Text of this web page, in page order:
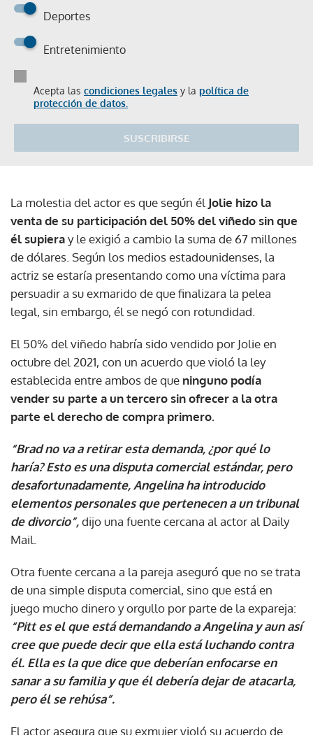
Deportes
Entretenimiento
Acepta las condiciones legales y la política de
protección de datos.
SUSCRIBIRSE
La molestia del actor es que según él Jolie hizo la
venta de su participación del 50% del viñedo sin que
él supieray le exigió a cambio la suma de 67 millones
de dólares. Según los medios estadounidenses, la
actriz se estaría presentando como una víctima para
persuadir a su exmarido de que finalizara la pelea
legal, sin embargo, él se negó con rotundidad.
El 50% del viñedo habría sido vendido por Jolie en
octubre del 2021, con un acuerdo que violó la ley
establecida entre ambos de que ninguno podía
vender su parte a un tercero sin ofrecer a la otra
parte el derecho de compra primero.
“Brad no va a retirar esta demanda, ¿por qué lo
haría? Esto es una disputa comercial estándar, pero
desafortunadamente, Angelina ha introducido
elementos personales que pertenecen a un tribunal
de divorcio”,dijo una fuente cercana al actor al Daily
Mail.
Otra fuente cercana a la pareja aseguró que no se trata
de una simple disputa comercial, sino que está en
juego mucho dinero y orgullo por parte de la expareja:
“Pitt es el que está demandando a Angelina y aun así
cree que puede decir que ella está luchando contra
él. Ella es la que dice que deberían enfocarse en
sanar a su familia y que él debería dejar de atacarla,
pero él se rehúsa”.
El actor asegura que su exmujer violó su acuerdo de